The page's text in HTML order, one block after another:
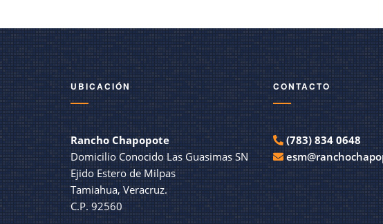
UBICACIÓN
Rancho Chapopote
Domicilio Conocido Las Guasimas SN
Ejido Estero de Milpas
Tamiahua, Veracruz.
C.P. 92560
CONTACTO
(783) 834 0648